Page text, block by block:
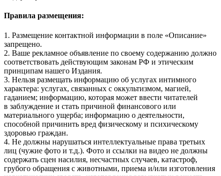
Правила размещения:
1. Размещение контактной информации в поле «Описание»
запрещено.
2. Ваше рекламное объявление по своему содержанию должно
соответствовать действующим законам РФ и этическим
принципам нашего Издания.
3. Нельзя размещать информацию об услугах интимного
характера: услугах, связанных с оккультизмом, магией,
гаданием; информацию, которая может ввести читателей
в заблуждение и стать причиной финансового или
материального ущерба; информацию о деятельности,
способной причинить вред физическому и психическому
здоровью граждан.
4. Не должны нарушаться интеллектуальные права третьих
лиц (чужие фото и т.д.). Фото и ссылки на видео не должны
содержать сцен насилия, несчастных случаев, катастроф,
грубого обращения с животными, приема и/или изготовления